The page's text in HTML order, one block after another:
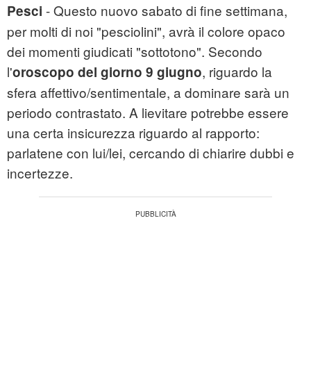
Pesci - Questo nuovo sabato di fine settimana,
per molti di noi "pesciolini", avrà il colore opaco
dei momenti giudicati "sottotono". Secondo
l'oroscopo del giorno 9 giugno, riguardo la
sfera affettivo/sentimentale, a dominare sarà un
periodo contrastato. A lievitare potrebbe essere
una certa insicurezza riguardo al rapporto:
parlatene con lui/lei, cercando di chiarire dubbi e
incertezze.